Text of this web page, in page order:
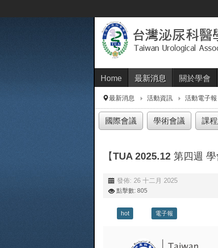
Home 最新消息 關於學會
最新消息 活動資訊 活動電子報
國際會議 學術會議 課
【TUA 2025.12 第四週 學
發佈: 26 十二月 2025
點擊數: 805
hot 電子報